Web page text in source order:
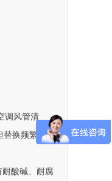
调风管清
替换频繁不耐
酸碱、耐腐